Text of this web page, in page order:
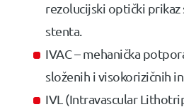
rezolucijski optički
stenta.
IVAC – mehanička
složenih i visokorizičnih
IVL (Intravascular